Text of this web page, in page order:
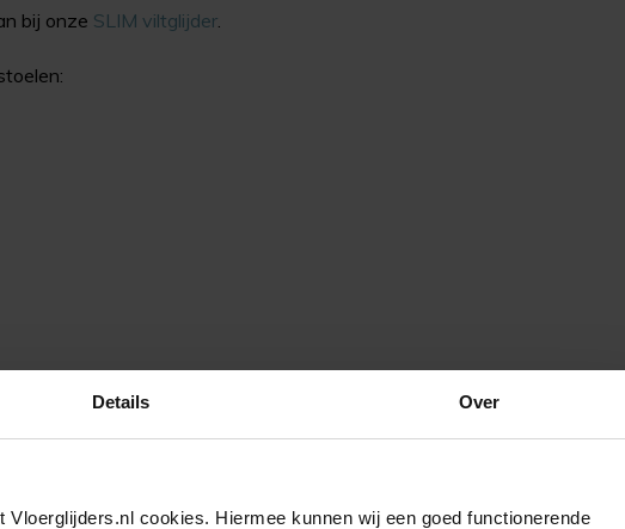
Details Over
cookies. Hiermee kunnen wij een goed functionerende
bij onze SLIM viltglijder.